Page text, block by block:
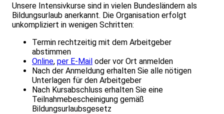
Unsere Intensivkurse sind in vielen Bundesländern als
Bildungsurlaub anerkannt. Die Organisation erfolgt
unkompliziert in wenigen Schritten:
Termin rechtzeitig mit dem Arbeitgeber
abstimmen
Online, per E-Mail oder vor Ort anmelden
Nach der Anmeldung erhalten Sie alle nötigen
Unterlagen für den Arbeitgeber
Nach Kursabschluss erhalten Sie eine
Teilnahmebescheinigung gemäß
Bildungsurlaubsgesetz